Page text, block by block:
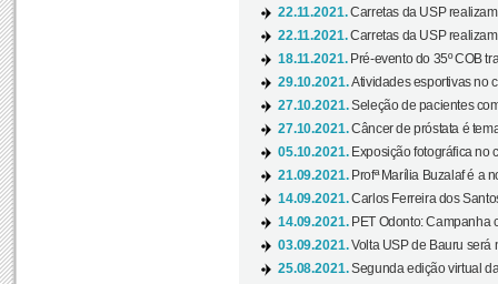
22.11.2021.Carretas da USP
22.11.2021.Carretas da USP
18.11.2021. Pré-evento do 35º COB
29.10.2021.Atividades esportivas no
27.10.2021.Seleção de pacientes
27.10.2021.Câncer de próstata é
05.10.2021. Exposição fotográfica no
21.09.2021. Profª Marília Buzalaf é a
14.09.2021.Carlos Ferreira dos
14.09.2021. PET Odonto: Campanha
03.09.2021.Volta USP de Bauru será
25.08.2021.Segunda edição virtual